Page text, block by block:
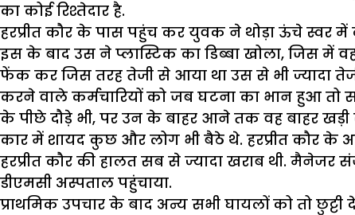
का कोई रिश्तेदार है.
हरप्रीत कौर के पास पहुंच कर युवक ने थोड़ा ऊंचे स्वर में
इस के बाद उस ने प्लास्टिक का डिब्बा खोला, जिस में
फेंक कर जिस तरह तेजी से आया था उस से भी ज्यादा
करने वाले कर्मचारियों को जब घटना का भान हुआ
के पीछे दौड़े भी, पर उन के बाहर आने तक वह बाहर खड़ी
कार में शायद कुछ और लोग भी बैठे थे. हरप्रीत कौर के
हरप्रीत कौर की हालत सब से ज्यादा खराब थी.
डीएमसी अस्पताल पहुंचाया.
प्राथमिक उपचार के बाद अन्य सभी घायलों को तो